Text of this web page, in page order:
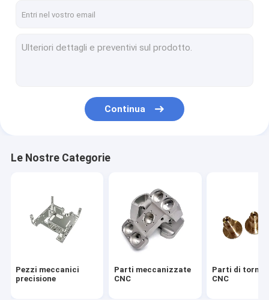
Parti di tornitura CNC
L'alluminio alloggio della pressofusione
Dissipatore di calore raschiato dell'aletta
Dispositivo termico a piastra fredda
Continua
Le Nostre Categorie
Pezzi meccanici
precisione
Parti meccanizzate
CNC
Parti di
CNC